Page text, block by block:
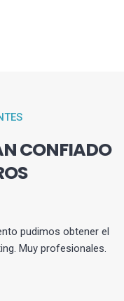
CONFIADO
pudimos obtener el
Muy profesionales.